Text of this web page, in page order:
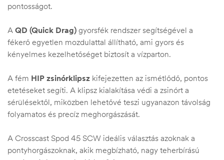
pontosságot.
A QD (Quick Drag) gyorsfék rendszer segítségével a
fékerő egyetlen mozdulattal állítható, ami gyors és
kényelmes kezelhetőséget biztosít a vízparton.
A fém HIP zsinórklipsz kifejezetten az ismétlődő, pontos
etetéseket segíti. A klipsz kialakítása védi a zsinórt a
sérülésektől, miközben lehetővé teszi ugyanazon távolság
folyamatos és precíz meghorgászását.
A Crosscast Spod 45 SCW ideális választás azoknak a
pontyhorgászoknak, akik megbízható, nagy teherbírású